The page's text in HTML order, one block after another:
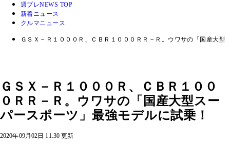
週プレNEWS TOP
新着ニュース
クルマニュース
ＧＳＸ－Ｒ１０００Ｒ、ＣＢＲ１０００ＲＲ－Ｒ。ウワサの「国産大型
ＧＳＸ－Ｒ１０００Ｒ、ＣＢＲ１００
０ＲＲ－Ｒ。ウワサの「国産大型スー
パースポーツ」最強モデルに試乗！
2020年09月02日 11:30 更新